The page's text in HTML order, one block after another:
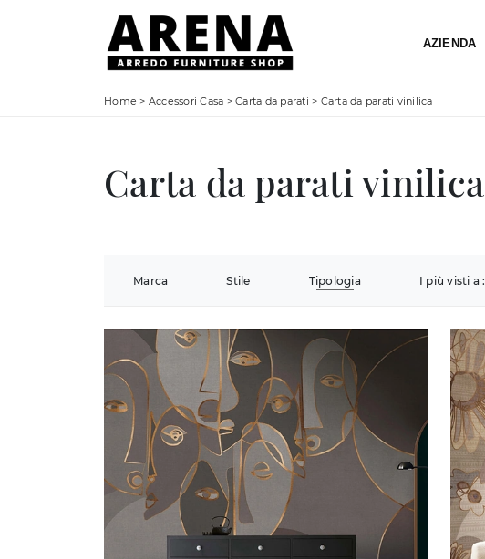
AZIENDA
Home > Accessori Casa > Carta da parati > Carta da parati vinilica
Carta da parati vinilica
Marca Stile Tipologia I più visti a :